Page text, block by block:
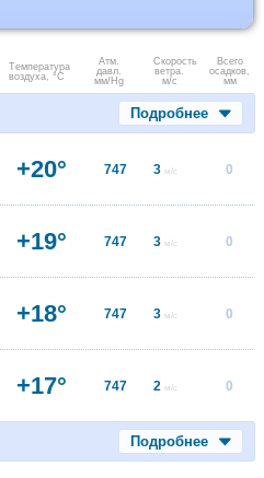
Температура
воздуха, °C
Атм.
давл.
мм/Hg
Скорость
ветра.
м/с
Всего
осадков,
мм
Подробнее
+20° 747 3 м/с 0
+19° 747 3 м/с 0
+18° 747 3 м/с 0
+17° 747 2 м/с 0
Подробнее